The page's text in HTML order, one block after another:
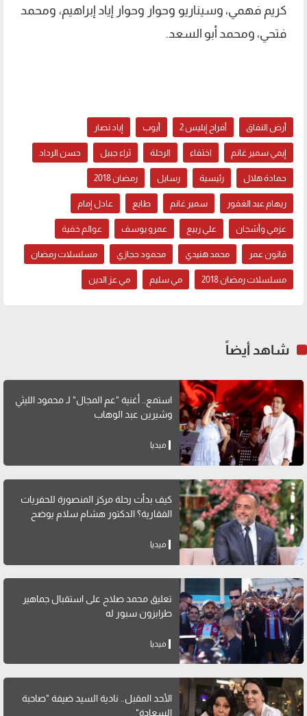
كريم فهمي، وسيناريو وحوار وحوار إياد إبراهيم، ومحمد
فتحي، ومحمد أبو السعد.
أرض النفاق أفراح إبليس 2 أيوب إياد نصار
إيمي سمير غانم اختفاء الرحلة ثراء جبيل حسن الرداد
حمادة هلال رئيسية رسايل رمضان 2018
ريهام عبد الغفور سمير غانم طايع عادل إمام
عزمي وأشجان علي ربيع عمرو يوسف عوالم خفية
قانون عمر محمد هنيدي محمود حجازي مسلسلات رمضان
مسلسلات رمضان 2018 مي سليم مي عز الدين
شاهد أيضاً
استمع.. أغنية "عم المجال" لـ محمود الليثي
وشيرين عبد الوهاب
ميديا
كيف بدأت رحلة مركز المنصورة للحفريات
الفقارية؟ الدكتور هشام سلام يوضح
ميديا
تعليق محمد صلاح على استقبال جماهير
طرابزون سبور له
ميديا
الأحد المقبل.. نادية السيد ضيفة "صاحبة
السعادة"